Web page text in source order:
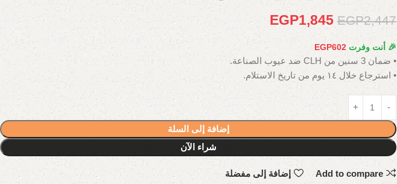
EGP2,447
EGP1,845
🎉 أنت وفرت EGP602
• ضمان 3 سنين من CLH ضد عيوب الصناعة.
• استرجاع خلال ١٤ يوم من تاريخ الاستلام.
إضافة إلى السلة
شراء الآن
Add to compare إضافة إلى مفضلة